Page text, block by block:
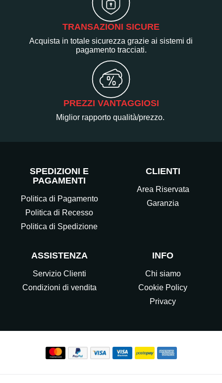
TRANSAZIONI SICURE
Acquista in totale sicurezza grazie ai sistemi di
pagamento tracciati.
PREZZI VANTAGGIOSI
Miglior rapporto qualità/prezzo.
SPEDIZIONI E
PAGAMENTI
Politica di Pagamento
Politica di Recesso
Politica di Spedizione
CLIENTI
Area Riservata
Garanzia
ASSISTENZA
Servizio Clienti
Condizioni di vendita
INFO
Chi siamo
Cookie Policy
Privacy